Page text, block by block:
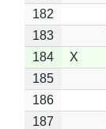
182
183
184
X
185
186
187